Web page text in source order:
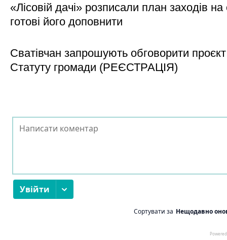
«Лісовій дачі» розписали план заходів на
готові його доповнити
Сватівчан запрошують обговорити проєкт
Статуту громади (РЕЄСТРАЦІЯ)